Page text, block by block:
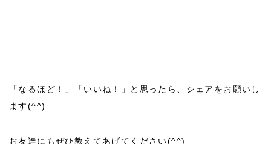
「なるほど！」「いいね！」と思ったら、シェアをお願いし
ます(^^)
お友達にもぜひ教えてあげてください(^^)